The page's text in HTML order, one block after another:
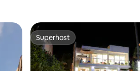
Superhost
Superhost